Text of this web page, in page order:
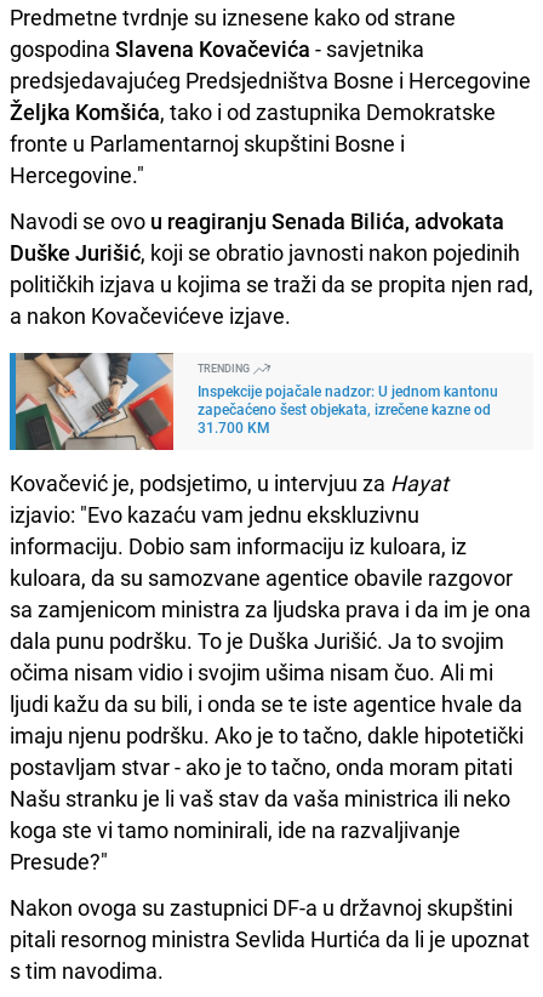
Predmetne tvrdnje su iznesene kako od strane
gospodina Slavena Kovačevića - savjetnika
predsjedavajućeg Predsjedništva Bosne i Hercegovine
Željka Komšića, tako i od zastupnika Demokratske
fronte u Parlamentarnoj skupštini Bosne i
Hercegovine."
Navodi se ovo u reagiranju Senada Bilića, advokata
Duške Jurišić, koji se obratio javnosti nakon pojedinih
političkih izjava u kojima se traži da se propita njen rad,
a nakon Kovačevićeve izjave.
TRENDING
Inspekcije pojačale nadzor: U jednom kantonu
zapečaćeno šest objekata, izrečene kazne od
31.700 KM
Kovačević je, podsjetimo, u intervjuu za Hayat
izjavio: "Evo kazaću vam jednu ekskluzivnu
informaciju. Dobio sam informaciju iz kuloara, iz
kuloara, da su samozvane agentice obavile razgovor
sa zamjenicom ministra za ljudska prava i da im je ona
dala punu podršku. To je Duška Jurišić. Ja to svojim
očima nisam vidio i svojim ušima nisam čuo. Ali mi
ljudi kažu da su bili, i onda se te iste agentice hvale da
imaju njenu podršku. Ako je to tačno, dakle hipotetički
postavljam stvar - ako je to tačno, onda moram pitati
Našu stranku je li vaš stav da vaša ministrica ili neko
koga ste vi tamo nominirali, ide na razvaljivanje
Presude?"
Nakon ovoga su zastupnici DF-a u državnoj skupštini
pitali resornog ministra Sevlida Hurtića da li je upoznat
s tim navodima.